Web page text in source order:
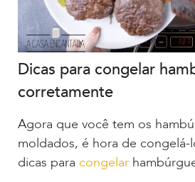
Dicas para congelar
corretamente
Agora que você tem os
moldados, é hora de congelá-
dicas para congelar